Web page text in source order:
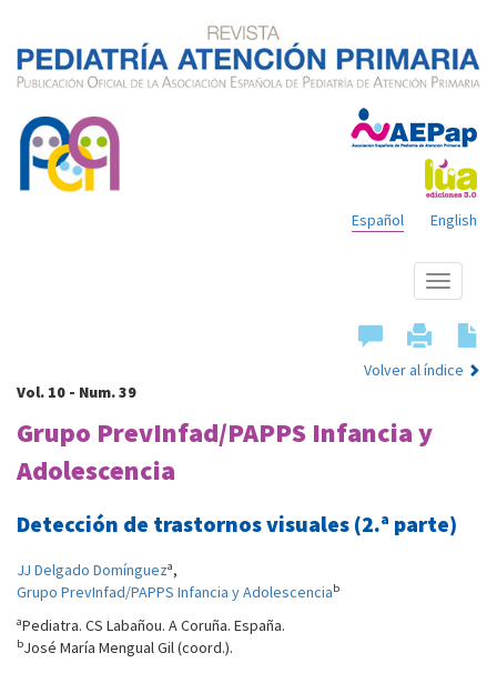
English
Español
Mostrar
menú
Volver al índice
Vol. 10 - Num. 39
Grupo PrevInfad/PAPPS Infancia y
Adolescencia
Detección de trastornos visuales (2.ª parte)
JJ Delgado Domíngueza,
Grupo PrevInfad/PAPPS Infancia y Adolescenciab
aPediatra. CS Labañou. A Coruña. España.
bJosé María Mengual Gil (coord.).